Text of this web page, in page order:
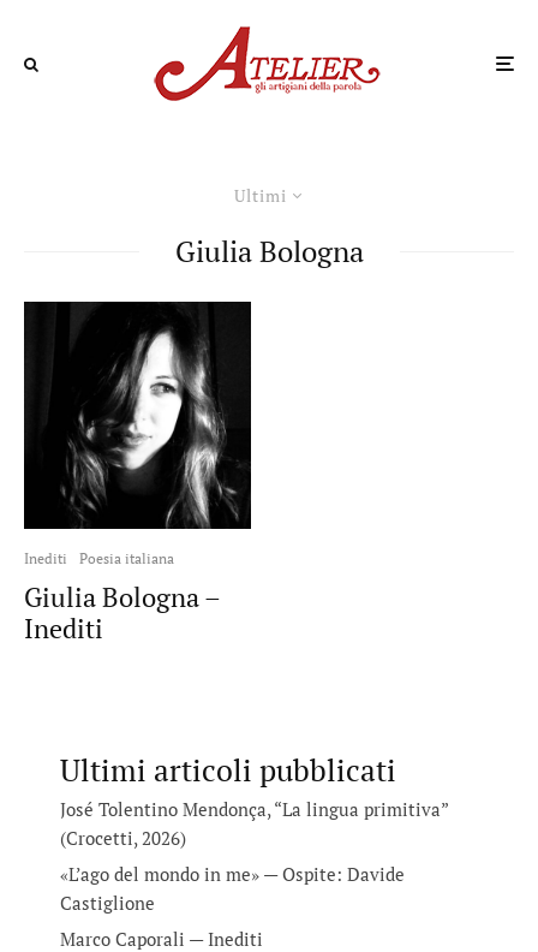
Ultimi
Giulia Bologna
Inediti Poesia italiana
Giulia Bologna –
Inediti
Ultimi articoli pubblicati
José Tolentino Mendonça, “La lingua primitiva”
(Crocetti, 2026)
«L’ago del mondo in me» — Ospite: Davide
Castiglione
Marco Caporali — Inediti